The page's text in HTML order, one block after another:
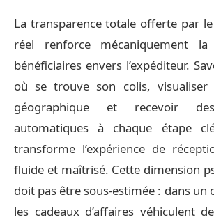
La transparence totale offerte par
réel renforce mécaniquement la
bénéficiaires envers l’expéditeur.
où se trouve son colis, visualiser
géographique et recevoir
automatiques à chaque étape
transforme l’expérience de
fluide et maîtrisé. Cette dimension
doit pas être sous-estimée : dans un
les cadeaux d’affaires véhiculent